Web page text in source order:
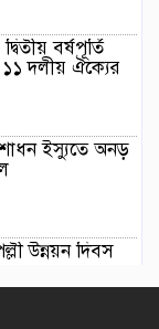
বর্ষপূর্তি
১১ দলীয় ঐক্যের
ইস্যুতে অনড়
উন্নয়ন দিবস